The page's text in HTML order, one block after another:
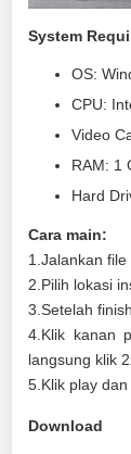
System
OS:
CPU:
Video
RAM: 1
Hard
Cara main:
1.Jalankan file
2.Pilih lokasi
3.Setelah
4.Klik kanan
langsung klik
5.Klik play dan
Download